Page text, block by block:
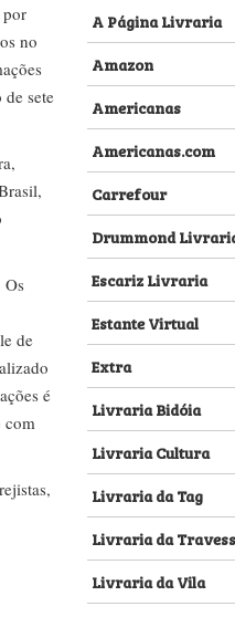
por
no
sete
Os
de
é
com
A Página Livraria
Amazon
Americanas
Americanas.com
Carrefour
Drummond
Escariz Livraria
Estante Virtual
Extra
Livraria Bidóia
Livraria Cultura
Livraria da Tag
Livraria da
Livraria da Vila